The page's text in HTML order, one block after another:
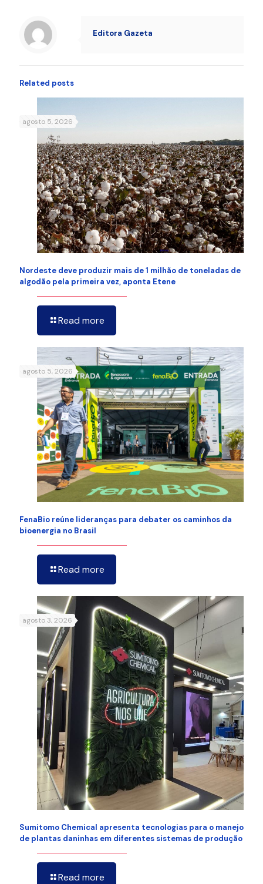
Editora Gazeta
Related posts
agosto 5, 2026
Nordeste deve produzir mais de 1 milhão de toneladas de
algodão pela primeira vez, aponta Etene
Read more
agosto 5, 2026
FenaBio reúne lideranças para debater os caminhos da
bioenergia no Brasil
Read more
agosto 3, 2026
Sumitomo Chemical apresenta tecnologias para o manejo
de plantas daninhas em diferentes sistemas de produção
Read more